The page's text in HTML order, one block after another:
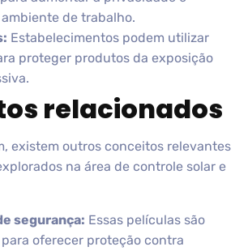
de trabalho.
Estabelecimentos podem utilizar
proteger produtos da exposição
relacionados
existem outros conceitos relevantes
na área de controle solar e
segurança: Essas películas são
oferecer proteção contra